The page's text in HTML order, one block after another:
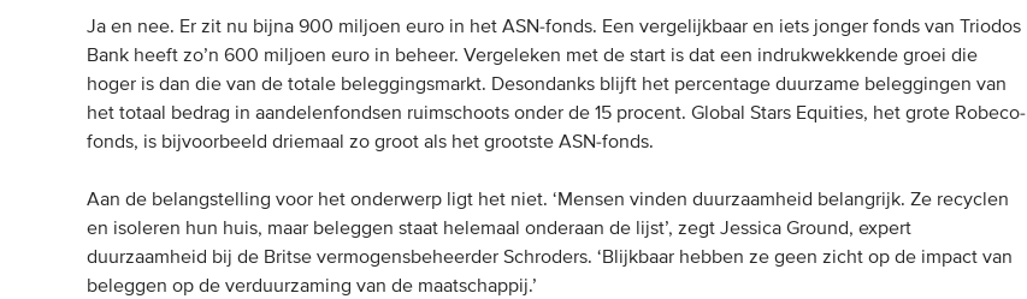
Ja en nee. Er zit nu bijna 900 miljoen euro in het ASN-fonds. Een vergelijkbaar en iets jonger fonds van Triodos
Bank heeft zo’n 600 miljoen euro in beheer. Vergeleken met de start is dat een indrukwekkende groei die
hoger is dan die van de totale beleggingsmarkt. Desondanks blijft het percentage duurzame beleggingen van
het totaal bedrag in aandelenfondsen ruimschoots onder de 15 procent. Global Stars Equities, het grote Robeco-
fonds, is bijvoorbeeld driemaal zo groot als het grootste ASN-fonds.
Aan de belangstelling voor het onderwerp ligt het niet. ‘Mensen vinden duurzaamheid belangrijk. Ze recyclen
en isoleren hun huis, maar beleggen staat helemaal onderaan de lijst’, zegt Jessica Ground, expert
duurzaamheid bij de Britse vermogensbeheerder Schroders. ‘Blijkbaar hebben ze geen zicht op de impact van
beleggen op de verduurzaming van de maatschappij.’